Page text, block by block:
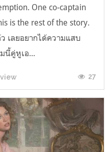
One co-captain
is the rest of the story.
เลยอยากได้ความแสบ
นี้คู่หูเอ...
27